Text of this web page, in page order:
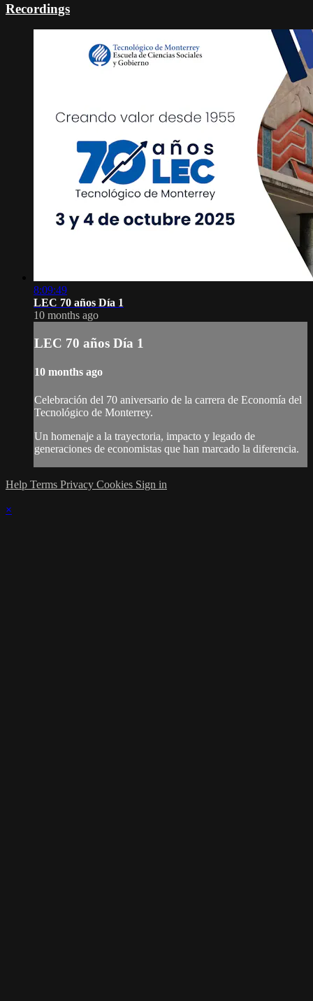
Recordings
8:09:49
LEC 70 años Día 1
10 months ago
LEC 70 años Día 1
10 months ago
Celebración del 70 aniversario de la carrera de Economía del
Tecnológico de Monterrey.
Un homenaje a la trayectoria, impacto y legado de
generaciones de economistas que han marcado la diferencia.
Help Terms Privacy Cookies Sign in
×